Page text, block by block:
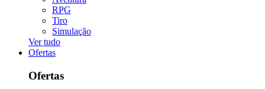
RPG
Tiro
Simulação
Ver tudo
Ofertas
Ofertas